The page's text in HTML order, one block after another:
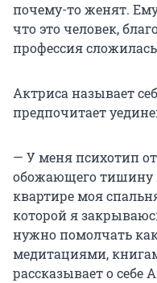
почему-то женят.
что это человек,
профессия
Актриса называет
предпочитает
— У меня психотип
обожающего тишину
квартире моя
которой я
нужно помолчать
медитациями,
рассказывает о себе